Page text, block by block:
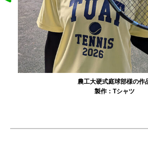
大寺資二バレエアカデミー様
製作： Tシャツ